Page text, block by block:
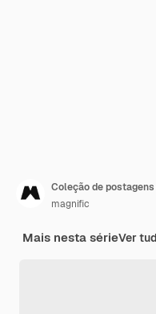
Coleção de
magnific
Mais nesta sérieVer